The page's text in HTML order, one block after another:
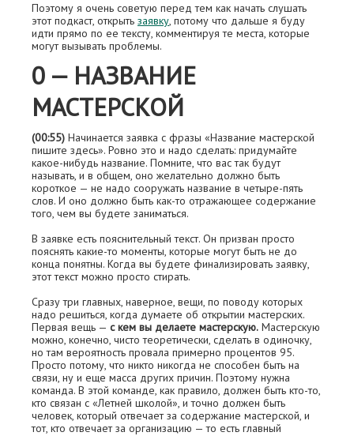
Поэтому я очень советую перед тем как начать слушать
этот подкаст, открыть заявку, потому что дальше я буду
идти прямо по ее тексту, комментируя те места, которые
могут вызывать проблемы.
0 — НАЗВАНИЕ
МАСТЕРСКОЙ
(00:55) Начинается заявка с фразы «Название мастерской
пишите здесь». Ровно это и надо сделать: придумайте
какое-нибудь название. Помните, что вас так будут
называть, и в общем, оно желательно должно быть
короткое — не надо сооружать название в четыре-пять
слов. И оно должно быть как-то отражающее содержание
того, чем вы будете заниматься.
В заявке есть пояснительный текст. Он призван просто
пояснять какие-то моменты, которые могут быть не до
конца понятны. Когда вы будете финализировать заявку,
этот текст можно просто стирать.
Сразу три главных, наверное, вещи, по поводу которых
надо решиться, когда думаете об открытии мастерских.
Первая вещь — с кем вы делаете мастерскую. Мастерскую
можно, конечно, чисто теоретически, сделать в одиночку,
но там вероятность провала примерно процентов 95.
Просто потому, что никто никогда не способен быть на
связи, ну и еще масса других причин. Поэтому нужна
команда. В этой команде, как правило, должен быть кто-то,
кто связан с «Летней школой», и точно должен быть
человек, который отвечает за содержание мастерской, и
тот, кто отвечает за организацию — то есть главный